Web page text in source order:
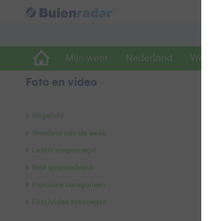
Mijn weer Nederland
Foto en video
Uitgelicht
Weerfoto van de week
Laatst toegevoegd
Best gewaardeerd
Populaire categorieën
Foto/video toevoegen